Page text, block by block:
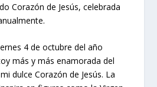
Corazón de Jesús, celebrada
4 de octubre del año
más y más enamorada del
dulce Corazón de Jesús. La